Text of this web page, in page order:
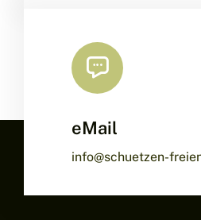
eMail
info@schuetzen-